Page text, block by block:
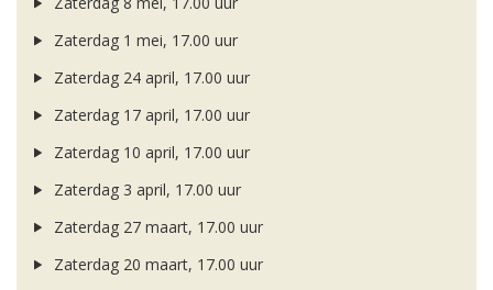
Zaterdag 1 mei, 17.00 uur
Zaterdag 24 april, 17.00 uur
Zaterdag 17 april, 17.00 uur
Zaterdag 10 april, 17.00 uur
Zaterdag 3 april, 17.00 uur
Zaterdag 27 maart, 17.00 uur
Zaterdag 20 maart, 17.00 uur